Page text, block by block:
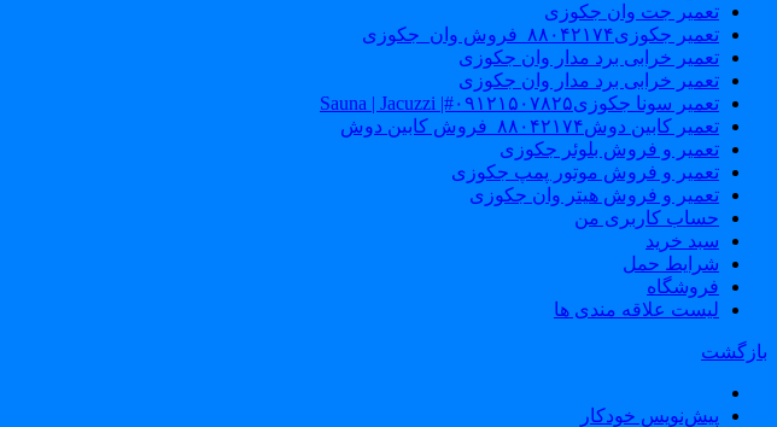
تعمیر جت وان جکوزی
تعمیر جکوزی۸۸۰۴۲۱۷۴_فروش وان_جکوزی
تعمیر خرابی برد مدار وان جکوزی
تعمیر خرابی برد مدار وان جکوزی
تعمیر سونا جکوزی۰۹۱۲۱۵۰۷۸۲۵#| Sauna | Jacuzzi
تعمیر کابین دوش۸۸۰۴۲۱۷۴_فروش کابین دوش
تعمیر و فروش بلوئر جکوزی
تعمیر و فروش موتور پمپ جکوزی
تعمیر و فروش هیتر وان جکوزی
حساب کاربری من
سبد خرید
شرایط حمل
فروشگاه
لیست علاقه مندی ها
بازگشت
پیش‌نویس خودکار